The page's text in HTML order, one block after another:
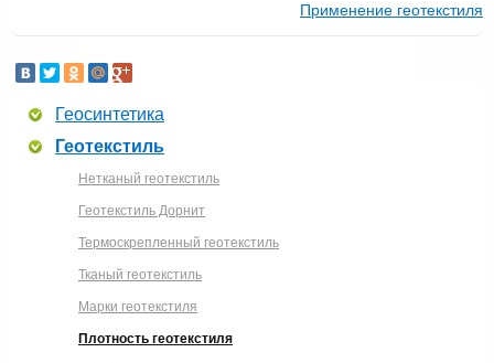
Применение геотекстиля
Геосинтетика
Геотекстиль
Нетканый геотекстиль
Геотекстиль Дорнит
Термоскрепленный геотекстиль
Тканый геотекстиль
Марки геотекстиля
Плотность геотекстиля